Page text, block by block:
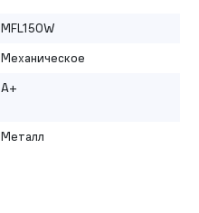
MFL150W
Механическое
A+
Металл